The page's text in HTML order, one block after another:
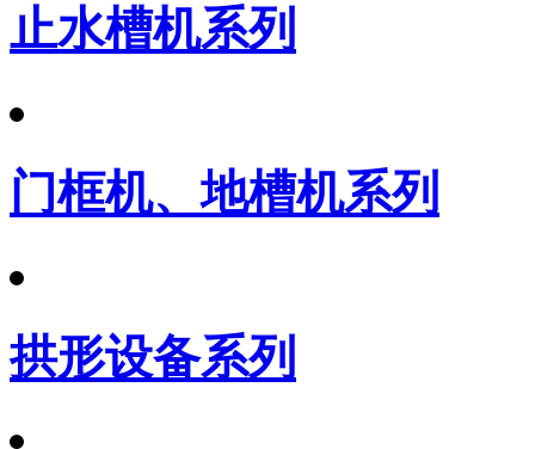
止水槽机系列
门框机、地槽机系列
拱形设备系列